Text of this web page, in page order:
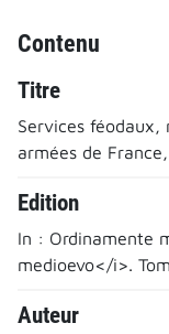
Contenu
Titre
Services féodaux,
armées de
Edition
In : Ordinamente
medioevo</i>.
Auteur